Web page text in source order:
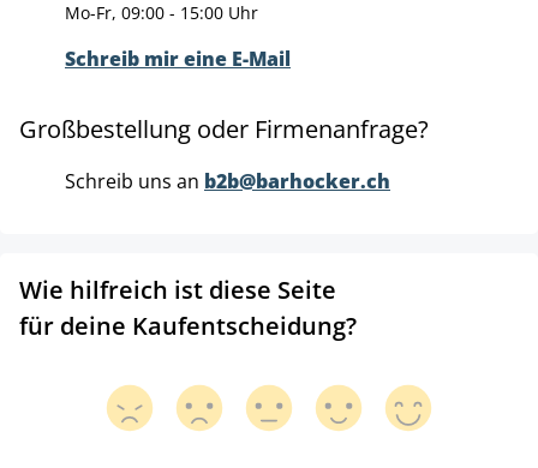
Mo-Fr, 09:00 - 15:00 Uhr
Schreib mir eine E-Mail
Großbestellung oder Firmenanfrage?
Schreib uns an b2b@barhocker.ch
Wie hilfreich ist diese Seite
für deine Kaufentscheidung?